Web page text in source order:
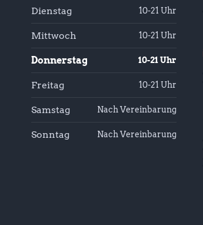
Dienstag 10-21 Uhr
Mittwoch 10-21 Uhr
Donnerstag 10-21 Uhr
Freitag 10-21 Uhr
Samstag Nach Vereinbarung
Sonntag Nach Vereinbarung